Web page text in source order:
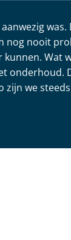
was.
nog nooit
Wat
onderhoud.
zijn we